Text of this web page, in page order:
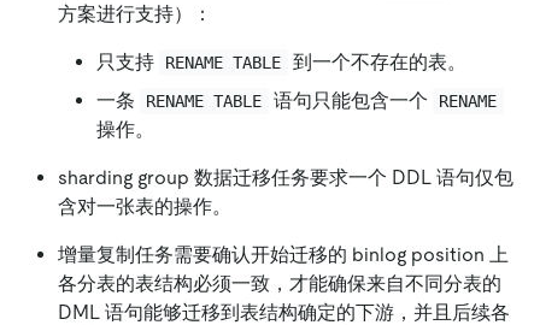
方案进行支持）：
只支持 RENAME TABLE
到一个不存在的表。
一条
RENAME TABLE 语句只能包含一个 RENAME
操作。
sharding group 数据迁移任务要求一个 DDL 语句仅包
含对一张表的操作。
增量复制任务需要确认开始迁移的 binlog position 上
各分表的表结构必须一致，才能确保来自不同分表的
DML 语句能够迁移到表结构确定的下游，并且后续各